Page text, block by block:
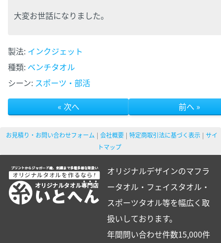
大変お世話になりました。
製法: インクジェット
種類: ベンチタオル
シーン: スポーツ・部活
« 次へ
前へ »
お見積り・お問い合わせフォーム 会社概要 特定商取引法に基づく表示
サイ
トマップ
オリジナルデザインのマフラ
ータオル・フェイスタオル・
スポーツタオル等を幅広く取
扱いしております。
年間問い合わせ件数15,000件